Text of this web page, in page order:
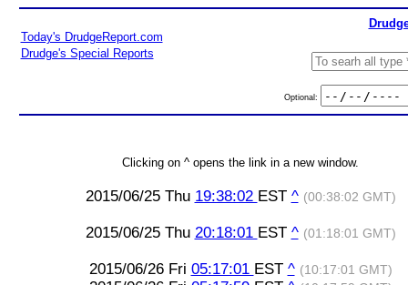
Today's DrudgeReport.com
Drudge's Special Reports
Optional:
Clicking on ^ opens the link in a new window.
2015/06/25 Thu 19:38:02 EST ^ (00:38:02 GMT)
2015/06/25 Thu 20:18:01 EST ^ (01:18:01 GMT)
2015/06/26 Fri 05:17:01 EST ^ (10:17:01 GMT)